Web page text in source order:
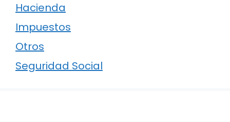
Hacienda
Impuestos
Otros
Seguridad Social